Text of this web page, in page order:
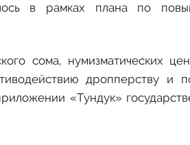
в рамках плана по
сома, нумизматических
дропперству и
«Tундук»